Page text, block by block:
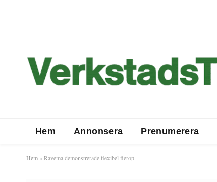
Hem Annonsera Prenumerera
Hem » Ravema demonstrerade flexibel flerop